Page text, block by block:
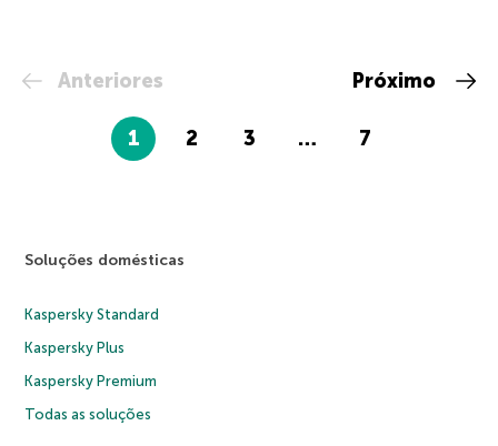
Anteriores
1 2 3 … 7
Próximo
Soluções domésticas
Kaspersky Standard
Kaspersky Plus
Kaspersky Premium
Todas as soluções